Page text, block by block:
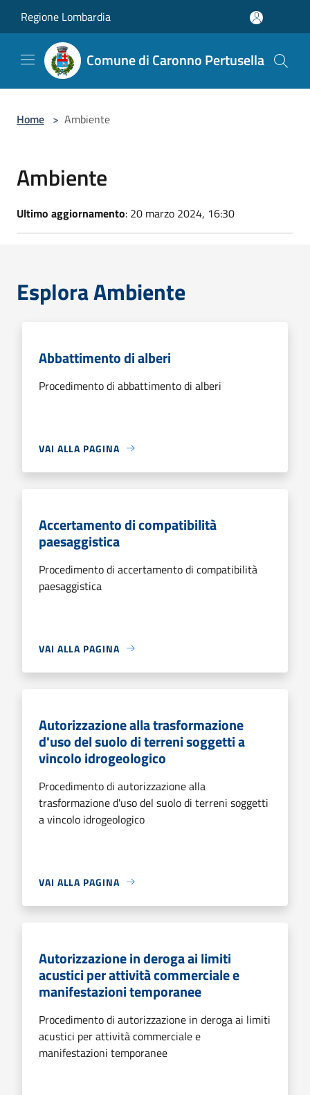
Regione Lombardia
Comune di Caronno Pertusella
Home > Ambiente
Ambiente
Ultimo aggiornamento: 20 marzo 2024, 16:30
Esplora Ambiente
Abbattimento di alberi
Procedimento di abbattimento di alberi
VAI ALLA PAGINA
Accertamento di compatibilità
paesaggistica
Procedimento di accertamento di compatibilità
paesaggistica
VAI ALLA PAGINA
Autorizzazione alla trasformazione
d'uso del suolo di terreni soggetti a
vincolo idrogeologico
Procedimento di autorizzazione alla
trasformazione d'uso del suolo di terreni soggetti
a vincolo idrogeologico
VAI ALLA PAGINA
Autorizzazione in deroga ai limiti
acustici per attività commerciale e
manifestazioni temporanee
Procedimento di autorizzazione in deroga ai limiti
acustici per attività commerciale e
manifestazioni temporanee